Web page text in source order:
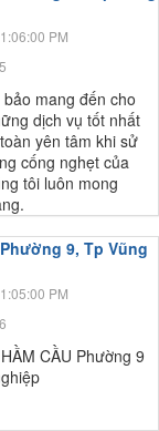
PM
mang đến cho
dịch vụ tốt nhất
yên tâm khi sử
cống nghẹt của
tôi luôn mong
9, Tp Vũng
PM
CẦU Phường 9